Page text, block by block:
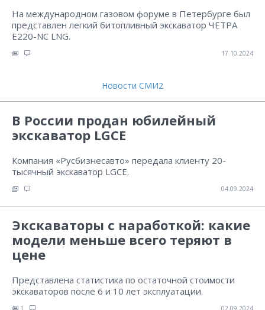
На международном газовом форуме в Петербурге был
представлен легкий битопливный экскаватор ЧЕТРА
Е220-NC LNG.
17.10.2024
Новости СМИ2
В России продан юбилейный
экскаватор LGCE
Компания «Русбизнесавто» передала клиенту 20-
тысячный экскаватор LGCE.
04.09.2024
Экскаваторы с наработкой: какие
модели меньше всего теряют в
цене
Представлена статистика по остаточной стоимости
экскаваторов после 6 и 10 лет эксплуатации.